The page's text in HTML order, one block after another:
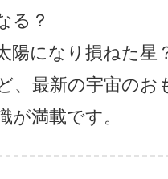
る？
陽になり損ねた星
、最新の宇宙のお
が満載です。